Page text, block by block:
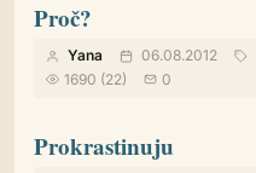
Proč?
Yana 06.08.2012
1690 (22)
0
Prokrastinuju